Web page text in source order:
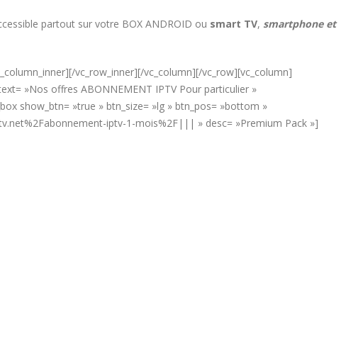
partout sur votre BOX ANDROID ou smart TV, smartphone et
vc_row_inner][/vc_column][/vc_row][vc_column]
»Nos offres ABONNEMENT IPTV Pour particulier »
show_btn= »true » btn_size= »lg » btn_pos= »bottom »
iptv-1-mois%2F||| » desc= »Premium Pack »]